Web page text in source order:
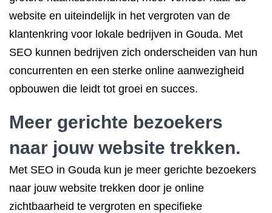
website en uiteindelijk in het vergroten van de
klantenkring voor lokale bedrijven in Gouda. Met
SEO kunnen bedrijven zich onderscheiden van hun
concurrenten en een sterke online aanwezigheid
opbouwen die leidt tot groei en succes.
Meer gerichte bezoekers
naar jouw website trekken.
Met SEO in Gouda kun je meer gerichte bezoekers
naar jouw website trekken door je online
zichtbaarheid te vergroten en specifieke